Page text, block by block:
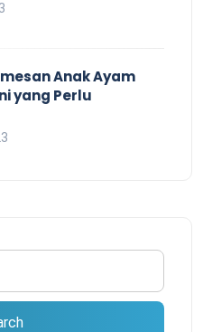
Anak Ayam
yang Perlu